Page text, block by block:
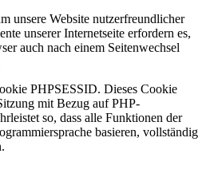
unsere Website nutzerfreundlicher
unserer Internetseite erfordern es,
auch nach einem Seitenwechsel
PHPSESSID. Dieses Cookie
mit Bezug auf PHP-
so, dass alle Funktionen der
basieren, vollständig